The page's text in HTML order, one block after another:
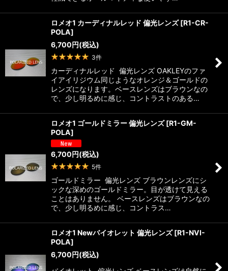
ロメオ1 カーディナルレッド 偏光レンズ [R1-CR-
POLA]
6,700円(税込)
3件
カーディナルレッド 偏光レンズ OAKLEYのファ
イアイリジウム同じようなオレンジ＆ゴールドの
レンズになります。ベースレンズはブラウンなの
で、少し明るめに感じ、コントラストのある…
ロメオ1 ゴールドミラー 偏光レンズ [R1-GM-
POLA]
6,700円(税込)
5件
ゴールドミラー 偏光レンズ ブラウンレンズにシ
ックな深めのゴールドミラー。目が透けて見える
ことはありません。 ベースレンズはブラウンなの
で、少し明るめに感じ、コントラス…
ロメオ1 Newバイオレット 偏光レンズ [R1-NVI-
POLA]
6,700円(税込)